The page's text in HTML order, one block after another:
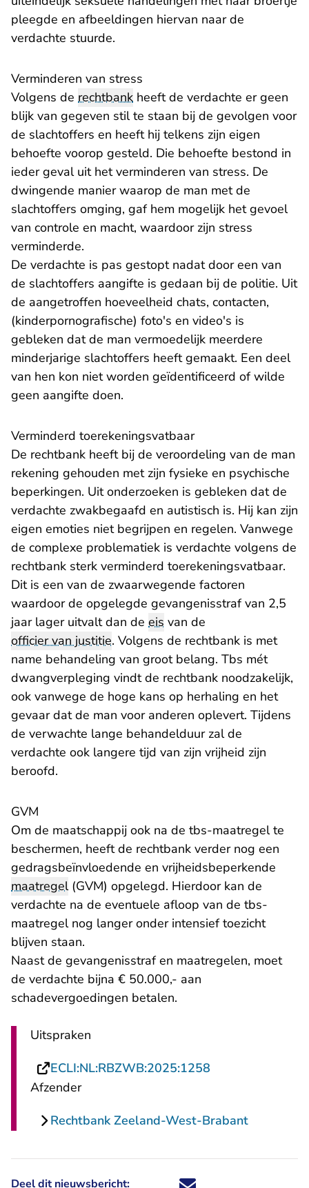
pleegde en afbeeldingen hiervan naar de
verdachte stuurde.
Verminderen van stress
Volgens de rechtbank heeft de verdachte er geen
blijk van gegeven stil te staan bij de gevolgen voor
de slachtoffers en heeft hij telkens zijn eigen
behoefte voorop gesteld. Die behoefte bestond in
ieder geval uit het verminderen van stress. De
dwingende manier waarop de man met de
slachtoffers omging, gaf hem mogelijk het gevoel
van controle en macht, waardoor zijn stress
verminderde.
De verdachte is pas gestopt nadat door een van
de slachtoffers aangifte is gedaan bij de politie. Uit
de aangetroffen hoeveelheid chats, contacten,
(kinderpornografische) foto's en video's is
gebleken dat de man vermoedelijk meerdere
minderjarige slachtoffers heeft gemaakt. Een deel
van hen kon niet worden geïdentificeerd of wilde
geen aangifte doen.
Verminderd toerekeningsvatbaar
De rechtbank heeft bij de veroordeling van de man
rekening gehouden met zijn fysieke en psychische
beperkingen. Uit onderzoeken is gebleken dat de
verdachte zwakbegaafd en autistisch is. Hij kan zijn
eigen emoties niet begrijpen en regelen. Vanwege
de complexe problematiek is verdachte volgens de
rechtbank sterk verminderd toerekeningsvatbaar.
Dit is een van de zwaarwegende factoren
waardoor de opgelegde gevangenisstraf van 2,5
jaar lager uitvalt dan de eis van de
officier van justitie. Volgens de rechtbank is met
name behandeling van groot belang. Tbs mét
dwangverpleging vindt de rechtbank noodzakelijk,
ook vanwege de hoge kans op herhaling en het
gevaar dat de man voor anderen oplevert. Tijdens
de verwachte lange behandelduur zal de
verdachte ook langere tijd van zijn vrijheid zijn
beroofd.
GVM
Om de maatschappij ook na de tbs-maatregel te
beschermen, heeft de rechtbank verder nog een
gedragsbeïnvloedende en vrijheidsbeperkende
maatregel(GVM) opgelegd. Hierdoor kan de
verdachte na de eventuele afloop van de tbs-
maatregel nog langer onder intensief toezicht
blijven staan.
Naast de gevangenisstraf en maatregelen, moet
de verdachte bijna € 50.000,- aan
schadevergoedingen betalen.
Uitspraken
ECLI:NL:RBZWB:2025:1258
Afzender
Rechtbank Zeeland-West-Brabant
Deel dit nieuwsbericht: Deel dit nieuwsbericht via X -
Deel dit nieuwsbericht via
Deel dit nieuwsbericht
Deel dit